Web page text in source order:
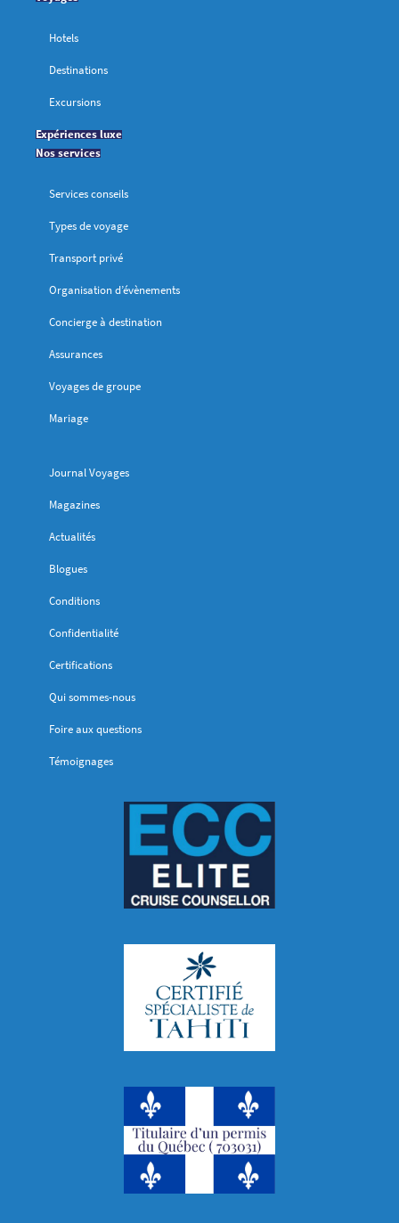
Hotels
Destinations
Excursions
Expériences luxe
Nos services
Services conseils
Types de voyage
Transport privé
Organisation d’évènements
Concierge à destination
Assurances
Voyages de groupe
Mariage
Journal Voyages
Magazines
Actualités
Blogues
Conditions
Confidentialité
Certifications
Qui sommes-nous
Foire aux questions
Témoignages